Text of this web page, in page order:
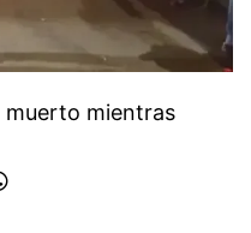
muerto mientras